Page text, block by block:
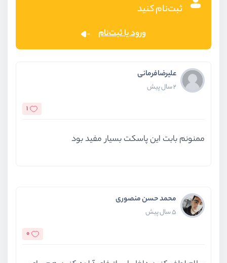
ثبت‌نام کنید
ورود یا ثبت‌نام
علیرضافرمانی
2 سال پیش
1
ممنونم بابت این پاسکت بسیار مفید بود
محمد حسن منصوری
5 سال پیش
0